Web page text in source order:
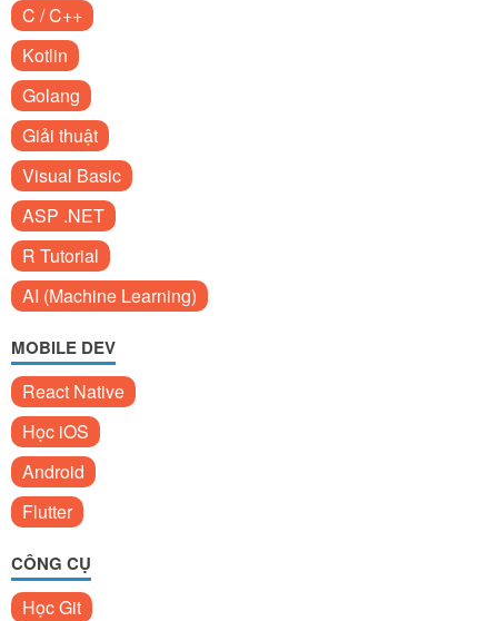
C / C++
Kotlin
Golang
Giải thuật
Visual Basic
ASP .NET
R Tutorial
AI (Machine Learning)
MOBILE DEV
React Native
Học iOS
Android
Flutter
CÔNG CỤ
Học Git